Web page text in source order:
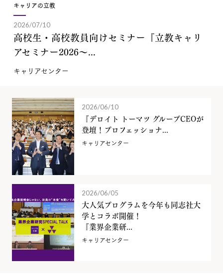
キャリアの立教
2026/07/10
高校生・高校教員向けセミナー『立教キャリ
アセミナー2026～...
キャリアセンター
2026/06/10
『デロイト トーマツ グループCEOが
登壇！プロフェッショナ...
キャリアセンター
2026/06/05
大人気プログラムを今年も同志社大
学とコラボ開催！
『業界企業研...
キャリアセンター